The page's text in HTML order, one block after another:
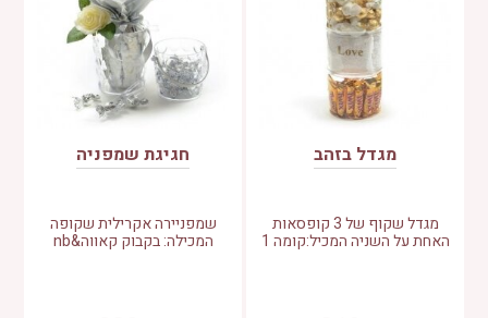
מגדל בזהב
מגדל שקוף של 3 קופסאות
האחת על השניה המכיל:קומה 1
חגיגת שמפניה
שמפניירה אקרילית שקופה
המכילה: בקבוק קאווה&nb